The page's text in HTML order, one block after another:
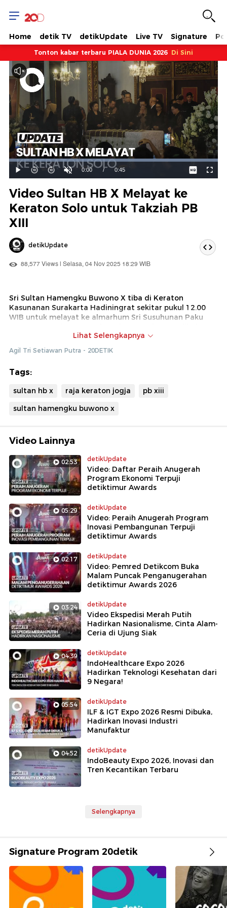
Home detik TV detikUpdate Live TV Signature
Tonton kabar terbaru PIALA DUNIA 2026 Di Sini
Mainkan
Suara
Hidup
Waktu
0:00 / Durasi
0:45
Dimuat:
100.00%
Video Sultan HB X Melayat ke
Keraton Solo untuk Takziah PB
XIII
detikUpdate
88,577 Views | Selasa, 04 Nov 2025 18:29 WIB
Sri Sultan Hamengku Buwono X tiba di Keraton
Kasunanan Surakarta Hadiningrat sekitar pukul 12.00
WIB untuk melayat ke almarhum Sri Susuhunan Paku
khusus untuk menyambut kedatangannya, menandai
penghormatan untuk Raja Keraton Jogja itu.
PB XIII disemayamkan, dan disambut pihak keluarga
kehadirannya.
Lihat Selengkapnya
Agil Tri Setiawan Putra - 20DETIK
Tags:
sultan hb x raja keraton jogja
pb xiii
sultan hamengku buwono x
Video Lainnya
02:53 detikUpdate
Video: Daftar Peraih Anugerah
Program Ekonomi Terpuji
detiktimur Awards
05:29 detikUpdate
Video: Peraih Anugerah Program
Inovasi Pembangunan Terpuji
detiktimur Awards
02:17 detikUpdate
Video: Pemred Detikcom Buka
Malam Puncak Penganugerahan
detiktimur Awards 2026
03:24 detikUpdate
Video Ekspedisi Merah Putih
Hadirkan Nasionalisme, Cinta Alam-
Ceria di Ujung Siak
04:39 detikUpdate
IndoHealthcare Expo 2026
Hadirkan Teknologi Kesehatan dari
9 Negara!
05:54 detikUpdate
ILF & IGT Expo 2026 Resmi Dibuka,
Hadirkan Inovasi Industri
Manufaktur
04:52 detikUpdate
IndoBeauty Expo 2026, Inovasi dan
Tren Kecantikan Terbaru
Selengkapnya
Signature Program 20detik